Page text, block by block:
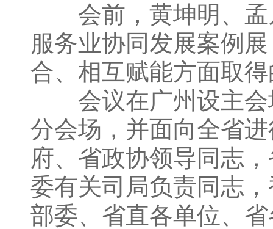
会前，黄坤明、孟
服务业协同发展案例
合、相互赋能方面取
会议在广州设主会
分会场，并面向全省
府、省政协领导同志
委有关司局负责同志
部委、省直各单位、